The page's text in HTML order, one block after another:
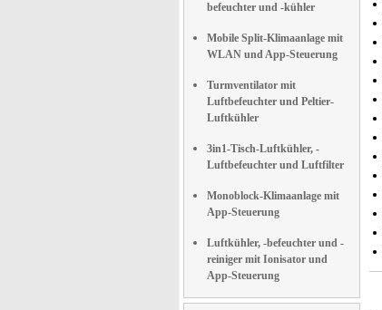
befeuchter und -kühler
Mobile Split-Klimaanlage mit
WLAN und App-Steuerung
Turmventilator mit
Luftbefeuchter und Peltier-
Luftkühler
3in1-Tisch-Luftkühler, -
Luftbefeuchter und Luftfilter
Monoblock-Klimaanlage mit
App-Steuerung
Luftkühler, -befeuchter und -
reiniger mit Ionisator und
App-Steuerung